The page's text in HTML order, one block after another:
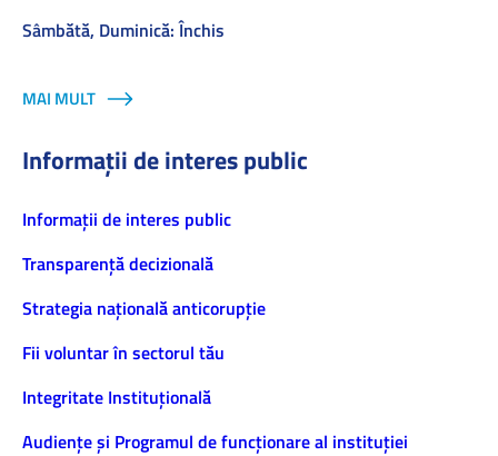
Sâmbătă, Duminică: Închis
MAI MULT
Informații de interes public
Informaţii de interes public
Transparență decizională
Strategia națională anticorupție
Fii voluntar în sectorul tău
Integritate Instituțională
Audiențe și Programul de funcționare al instituției